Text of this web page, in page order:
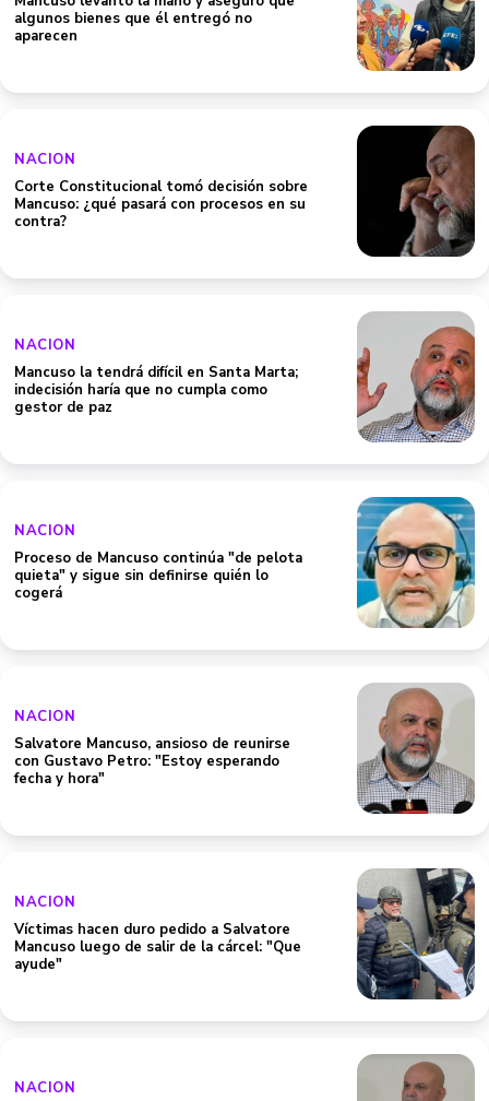
algunos bienes que él entregó no
aparecen
NACION
Corte Constitucional tomó decisión sobre
Mancuso: ¿qué pasará con procesos en su
contra?
NACION
Mancuso la tendrá difícil en Santa Marta;
indecisión haría que no cumpla como
gestor de paz
NACION
Proceso de Mancuso continúa "de pelota
quieta" y sigue sin definirse quién lo
cogerá
NACION
Salvatore Mancuso, ansioso de reunirse
con Gustavo Petro: "Estoy esperando
fecha y hora"
NACION
Víctimas hacen duro pedido a Salvatore
Mancuso luego de salir de la cárcel: "Que
ayude"
NACION